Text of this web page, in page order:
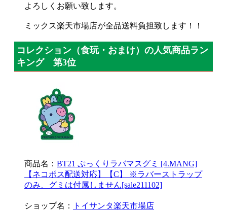
よろしくお願い致します。
ミックス楽天市場店が全品送料負担致します！！
コレクション（食玩・おまけ）の人気商品ラン
キング 第3位
商品名： BT21 ぷっくりラバマスグミ [4.MANG]
【ネコポス配送対応】【C】 ※ラバーストラップ
のみ、グミは付属しません[sale211102]
ショップ名： トイサンタ楽天市場店